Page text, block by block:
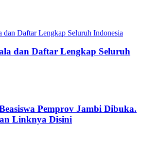
dan Daftar Lengkap Seluruh
Pemprov Jambi Dibuka.
Linknya Disini